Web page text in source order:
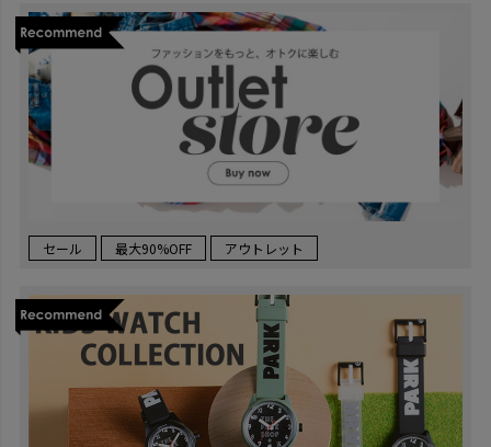
セール 最大90%OFF アウトレット